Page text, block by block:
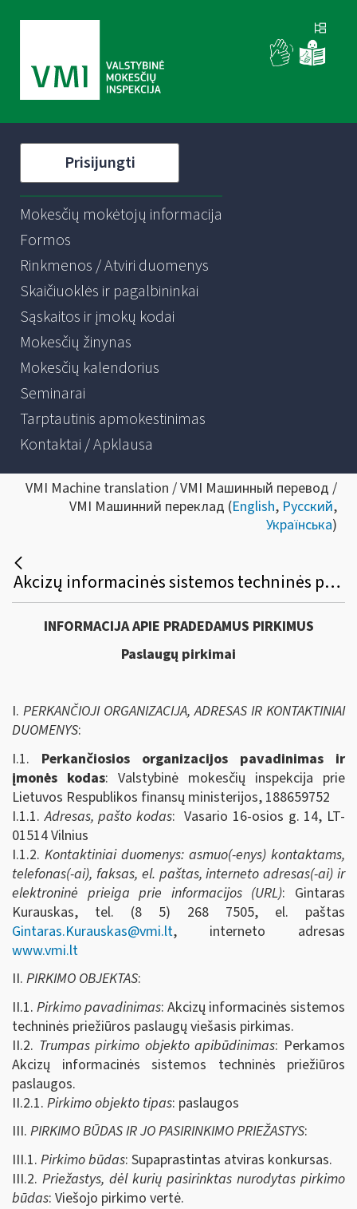
Prisijungti
Mokesčių mokėtojų informacija
Formos
Rinkmenos / Atviri duomenys
Skaičiuoklės ir pagalbininkai
Sąskaitos ir įmokų kodai
Mokesčių žinynas
Mokesčių kalendorius
Seminarai
Tarptautinis apmokestinimas
Kontaktai / Apklausa
VMI Machine translation / VMI Машинный перевод /
VMI Машинний переклад (English, Русский,
Українська)
Akcizų informacinės sistemos techninės priežiūros paslaugų viešasis pirkimas
INFORMACIJA APIE PRADEDAMUS PIRKIMUS
Paslaugų pirkimai
I. PERKANČIOJI ORGANIZACIJA, ADRESAS IR KONTAKTINIAI
DUOMENYS:
I.1. Perkančiosios organizacijos pavadinimas ir
įmonės kodas: Valstybinė mokesčių inspekcija prie
Lietuvos Respublikos finansų ministerijos, 188659752
I.1.1.Adresas, pašto kodas: Vasario 16-osios g. 14, LT-
01514 Vilnius
I.1.2. Kontaktiniai duomenys: asmuo(-enys) kontaktams,
telefonas(-ai), faksas, el. paštas, interneto adresas(-ai) ir
elektroninė prieiga prie informacijos (URL): Gintaras
Kurauskas, tel. (8 5) 268 7505, el. paštas
Gintaras.Kurauskas@vmi.lt, interneto adresas
www.vmi.lt
II. PIRKIMO OBJEKTAS:
II.1. Pirkimo pavadinimas: Akcizų informacinės sistemos
techninės priežiūros paslaugų viešasis pirkimas.
II.2. Trumpas pirkimo objekto apibūdinimas: Perkamos
Akcizų informacinės sistemos techninės priežiūros
paslaugos.
II.2.1. Pirkimo objekto tipas: paslaugos
III. PIRKIMO BŪDAS IR JO PASIRINKIMO PRIEŽASTYS:
III.1. Pirkimo būdas: Supaprastintas atviras konkursas.
III.2. Priežastys, dėl kurių pasirinktas nurodytas pirkimo
būdas: Viešojo pirkimo vertė.